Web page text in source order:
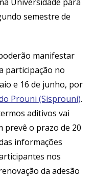
semestre de
manifestar
participação no
e 16 de junho, por
Prouni (Sisprouni).
aditivos vai
prevê o prazo de 20
informações
nos
da adesão